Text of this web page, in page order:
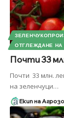
ОТГЛЕЖДАНЕ НА
Почти 33
Почти 33 млн.
на зеленчуци…
Екип на